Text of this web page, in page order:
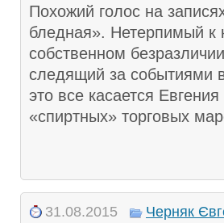
Похожий голос на
бледная». Нетерпимый к
собственном
следящий за событиями
это все касается
«спиртных» торговых
31.08.2015 Черняк